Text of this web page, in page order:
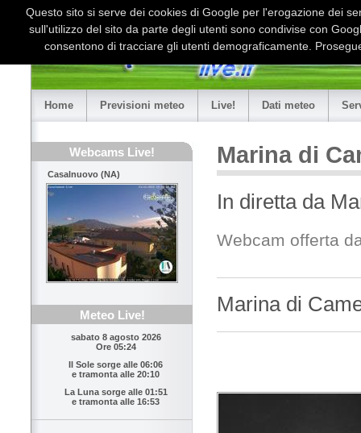
Home Previsioni meteo Live! Dati meteo
Webcams Live!
Casalnuovo (NA)
Meteo Live!
sabato 8 agosto 2026
Ore 05:24
Il Sole sorge alle 06:06
e tramonta alle 20:10
La Luna sorge alle 01:51
e tramonta alle 16:53
Marina di
In diretta da
Webcam offerta
Marina di
Questo sito si serve dei cookies di Google per l'erogazione dei
sull'utilizzo del sito da parte degli utenti sono condivise con
consentono di tracciare gli utenti demograficamente.